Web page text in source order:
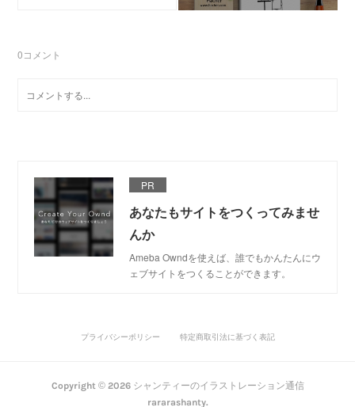
0コメント
PR
あなたもサイトをつくってみませ
んか
Ameba Owndを使えば、誰でもかんたんにウ
ェブサイトをつくることができます。
プライバシーポリシー 特定商取引法に基づく表記
Copyright © 2026 シャンティーのイラストレーション通信
rararashanty.